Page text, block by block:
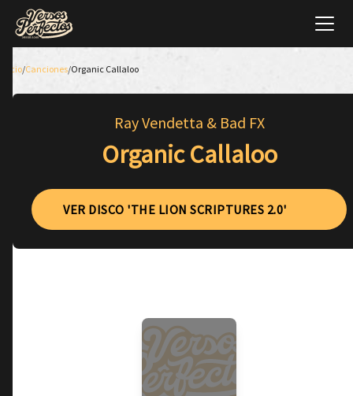
Inicio/Canciones/Organic Callaloo
Ray Vendetta & Bad FX
Organic Callaloo
VER DISCO 'THE LION SCRIPTURES 2.0'